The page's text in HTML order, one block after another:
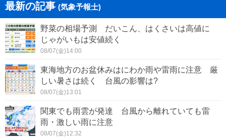
最新の記事 (気象予報士)
野菜の相場予測 だいこん、はくさいは高値に
じゃがいもは安値続く
08/07(金)14:00
東海地方のお盆休みはにわか雨や雷雨に注意 厳
しい暑さは続く 台風の影響は?
08/07(金)13:01
関東でも雨雲が発達 台風から離れていても雷
雨・激しい雨に注意
08/07(金)12:32